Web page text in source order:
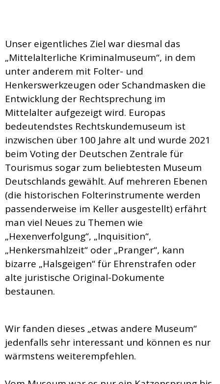
Unser eigentliches Ziel war diesmal das
„Mittelalterliche Kriminalmuseum“, in dem
unter anderem mit Folter- und
Henkerswerkzeugen oder Schandmasken die
Entwicklung der Rechtsprechung im
Mittelalter aufgezeigt wird. Europas
bedeutendstes Rechtskundemuseum ist
inzwischen über 100 Jahre alt und wurde 2021
beim Voting der Deutschen Zentrale für
Tourismus sogar zum beliebtesten Museum
Deutschlands gewählt. Auf mehreren Ebenen
(die historischen Folterinstrumente werden
passenderweise im Keller ausgestellt) erfährt
man viel Neues zu Themen wie
„Hexenverfolgung“, „Inquisition“,
„Henkersmahlzeit“ oder „Pranger“, kann
bizarre „Halsgeigen“ für Ehrenstrafen oder
alte juristische Original-Dokumente
bestaunen.
Wir fanden dieses „etwas andere Museum“
jedenfalls sehr interessant und können es nur
wärmstens weiterempfehlen.